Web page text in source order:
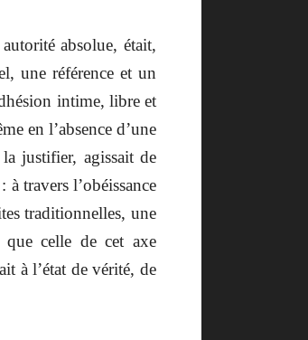
absolue, était,
une référence et un
intime, libre et
en l’absence d’une
justifier, agissait de
travers l’obéissance
traditionnelles, une
celle de cet axe
à l’état de vérité, de